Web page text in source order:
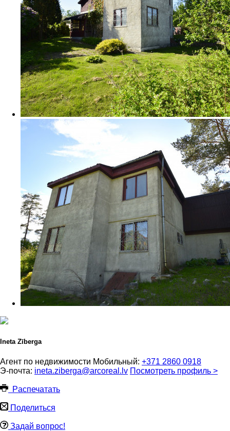
Ineta Zīberga
Агент по недвижимости Мобильный: +371 2860 0918
Э-почта: ineta.ziberga@arcoreal.lv Посмотреть профиль >
Pаспечатать
Поделиться
Задай вопрос!